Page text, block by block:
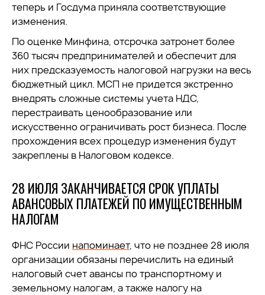
теперь и Госдума приняла соответствующие
изменения.
По оценке Минфина, отсрочка затронет более
360 тысяч предпринимателей и обеспечит для
них предсказуемость налоговой нагрузки на весь
бюджетный цикл. МСП не придется экстренно
внедрять сложные системы учета НДС,
перестраивать ценообразование или
искусственно ограничивать рост бизнеса. После
прохождения всех процедур изменения будут
закреплены в Налоговом кодексе.
28 ИЮЛЯ ЗАКАНЧИВАЕТСЯ СРОК УПЛАТЫ
АВАНСОВЫХ ПЛАТЕЖЕЙ ПО ИМУЩЕСТВЕННЫМ
НАЛОГАМ
ФНС России напоминает, что не позднее 28 июля
организации обязаны перечислить на единый
налоговый счет авансы по транспортному и
земельному налогам, а также налогу на